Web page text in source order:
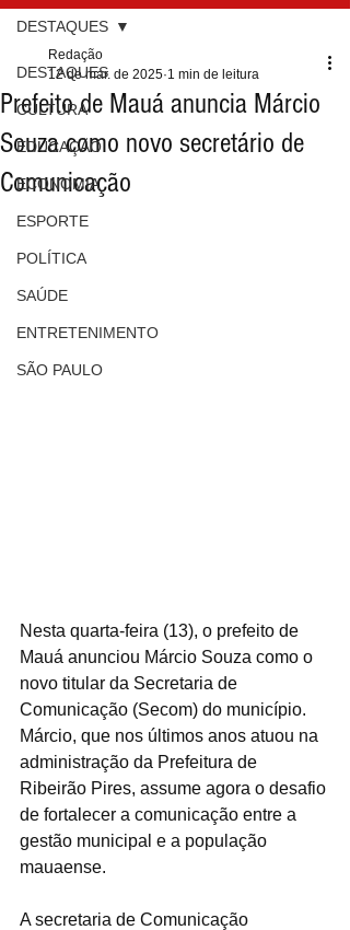
DESTAQUES
CULTURA
EDUCAÇÃO
ECONOMIA
ESPORTE
POLÍTICA
SAÚDE
ENTRETENIMENTO
SÃO PAULO
DESTAQUES
Prefeito de Mauá anuncia Márcio
Souza como novo secretário de
Comunicação
Redação
12 de mar. de 2025 1 min de leitura
Nesta quarta-feira (13), o prefeito de
Mauá anunciou Márcio Souza como o
novo titular da Secretaria de
Comunicação (Secom) do município.
Márcio, que nos últimos anos atuou na
administração da Prefeitura de
Ribeirão Pires, assume agora o desafio
de fortalecer a comunicação entre a
gestão municipal e a população
mauaense.
A secretaria de Comunicação